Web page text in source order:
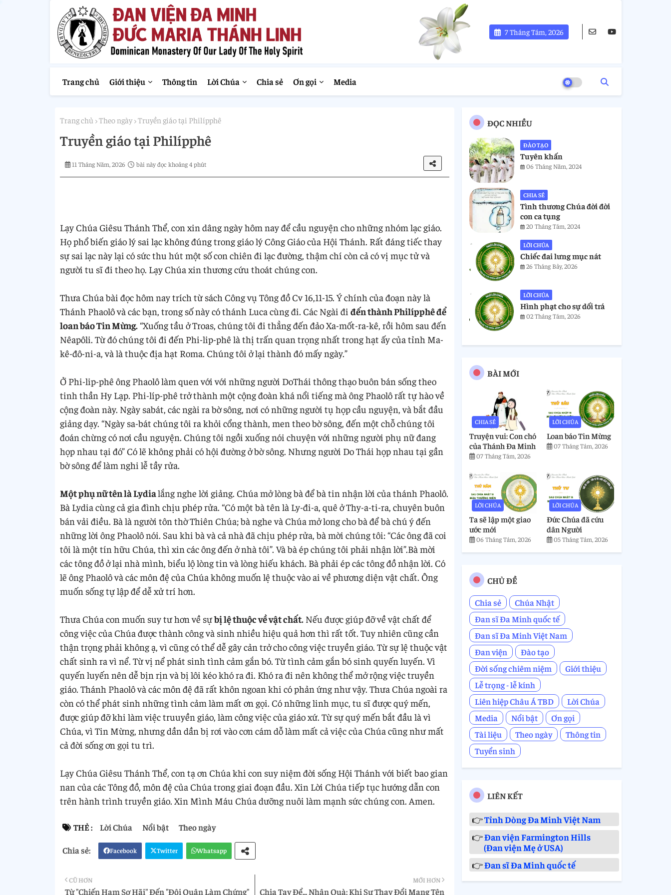
7 Tháng Tám, 2026
Trang chủ Giới thiệu Thông tin Lời Chúa Chia sẻ Ơn gọi Media
Trang chủ Theo ngày Truyền giáo tại Philípphê
Truyền giáo tại Philípphê
11 Tháng Năm, 2026 bài này đọc khoảng 4 phút
Lạy Chúa Giêsu Thánh Thể, con xin dâng ngày hôm nay để cầu nguyện cho những nhóm lạc giáo.
Họ phổ biến giáo lý sai lạc không đúng trong giáo lý Công Giáo của Hội Thánh. Rất đáng tiếc thay
sự sai lạc này lại có sức thu hút một số con chiên đi lạc đường, thậm chí còn cả có vị mục tử và
người tu sĩ đi theo họ. Lạy Chúa xin thương cứu thoát chúng con.
Thưa Chúa bài đọc hôm nay trích từ sách Công vụ Tông đồ Cv 16,11-15. Ý chính của đoạn này là
Thánh Phaolô và các bạn, trong số này có thánh Luca cùng đi. Các Ngài đi đến thành Philípphê để
loan báo Tin Mừng. “Xuống tầu ở Troas, chúng tôi đi thẳng đến đảo Xa-mốt-ra-kê, rồi hôm sau đến
Nêapôli. Từ đó chúng tôi đi đến Phi-lip-phê là thị trấn quan trọng nhất trong hạt ấy của tỉnh Ma-
kê-đô-ni-a, và là thuộc địa hạt Roma. Chúng tôi ở lại thành đó mấy ngày.”
Ở Phi-lip-phê ông Phaolô làm quen với với những người DoThái thông thạo buôn bán sống theo
tinh thần Hy Lạp. Phi-líp-phê trở thành một cộng đoàn khá nổi tiếng mà ông Phaolô rất tự hào về
cộng đoàn này. Ngày sabát, các ngài ra bờ sông, nơi có những người tụ họp cầu nguyện, và bắt đầu
giảng dạy. “Ngày sa-bát chúng tôi ra khỏi cổng thành, men theo bờ sông, đến một chỗ chúng tôi
đoán chừng có nơi cầu nguyện. Chúng tôi ngồi xuống nói chuyện với những người phụ nữ đang
họp nhau tại đó” Có lẽ không phải có hội đường ở bờ sông. Nhưng người Do Thái họp nhau tại gần
bờ sông để làm nghi lễ tầy rửa.
Một phụ nữ tên là Lydialắng nghe lời giảng. Chúa mở lòng bà để bà tin nhận lời của thánh Phaolô.
Bà Lydia cùng cả gia đình chịu phép rửa. “Có một bà tên là Ly-đi-a, quê ở Thy-a-ti-ra, chuyên buôn
bán vải điều. Bà là người tôn thờ Thiên Chúa; bà nghe và Chúa mở long cho bà để bà chú ý đến
những lời ông Phaolô nói. Sau khi bà và cả nhà đã chịu phép rửa, bà mời chúng tôi: “Các ông đã coi
tôi là một tín hữu Chúa, thì xin các ông đến ở nhà tôi”. Và bà ép chúng tôi phải nhận lời”.Bà mời
các tông đồ ở lại nhà mình, biểu lộ lòng tin và lòng hiếu khách. Bà phải ép các tông đồ nhận lời. Có
lẽ ông Phaolô và các môn đệ của Chúa không muốn lệ thuộc vào ai về phương diện vật chất. Ông
muốn sống tự lập để dễ xử trí hơn.
Thưa Chúa con muốn suy tư hơn về sựbị lệ thuộc về vật chất. Nếu được giúp đỡ về vật chất để
công việc của Chúa được thành công và sinh nhiều hiệu quả hơn thì rất tốt. Tuy nhiên cũng cần
thận trọng phải không ạ, vì cũng có thể dễ gây cản trở cho công việc truyền giáo. Từ sự lệ thuộc vật
chất sinh ra vì nể. Từ vị nể phát sinh tình cảm gắn bó. Từ tình cảm gắn bó sinh quyến luyến. Vì
quyến luyến nên dễ bịn rịn và bị lôi kéo khó ra đi. Khó ra đi nên không thể mở rộng việc truyền
giáo. Thánh Phaolô và các môn đệ đã rất khôn ngoan khi có phản ứng như vậy. Thưa Chúa ngoài ra
còn có thể phát sinh những tình cảm làm mất ơn gọi. Có những linh mục, tu sĩ được quý mến,
được giúp đỡ khi làm việc truuyền giáo, làm công việc của giáo xứ. Từ sự quý mến bắt đầu là vì
Chúa, vì Tin Mừng, nhưng dần dần bị rơi vào cơn cám dỗ làm mất cả việc của Chúa cũng như mất
cả đời sống ơn gọi tu trì.
Lạy Chúa Giêsu Thánh Thể, con tạ ơn Chúa khi con suy niệm đời sống Hội Thánh với biết bao gian
nan của các Tông đồ, môn đệ của Chúa trong giai đoạn đầu. Xin Lời Chúa tiếp tục hướng dẫn con
trên hành trình truyền giáo. Xin Mình Máu Chúa dưỡng nuôi làm mạnh sức chúng con. Amen.
THẺ : Lời Chúa Nổi bật Theo ngày
Facebook Twitter Whatsapp
MỚI HƠN
Chia Tay Để... Nhận Quà: Khi Sự Thay Đổi Mang Tên
CŨ HƠN
Từ "Chiến Hạm Sợ Hãi" Đến "Đội Quân Làm Chứng"
ĐỌC NHIỀU
ĐÀO TẠO
Tuyên khấn
06 Tháng Năm, 2024
CHIA SẺ
Tình thương Chúa đời đời
con ca tụng
20 Tháng Tám, 2024
LỜI CHÚA
Chiếc đai lưng mục nát
26 Tháng Bảy, 2026
LỜI CHÚA
Hình phạt cho sự dối trá
02 Tháng Tám, 2026
BÀI MỚI
CHIA SẺ
Truyện vui: Con chó
của Thánh Đa Minh
07 Tháng Tám, 2026
LỜI CHÚA
Loan báo Tin Mừng
07 Tháng Tám, 2026
LỜI CHÚA
Ta sẽ lập một giao
ước mới
06 Tháng Tám, 2026
LỜI CHÚA
Đức Chúa đã cứu
dân Người
05 Tháng Tám, 2026
CHỦ ĐỀ
Chia sẻ
Chúa Nhật
Đan sĩ Đa Minh quốc tế
Đan sĩ Đa Minh Việt Nam
Đan viện
Đào tạo
Đời sống chiêm niệm
Giới thiệu
Lễ trọng - lễ kính
Liên hiệp Châu Á TBD
Lời Chúa
Media
Nổi bật
Ơn gọi
Tài liệu
Theo ngày
Thông tin
Tuyển sinh
LIÊN KẾT
👉Tỉnh Dòng Đa Minh Việt Nam
👉Đan viện Farmington Hills
(Đan viện Mẹ ở USA)
👉Đan sĩ Đa Minh quốc tế